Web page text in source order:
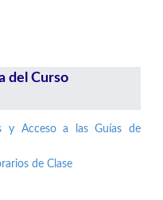
del Curso
y Acceso a las Guías de
de Clase